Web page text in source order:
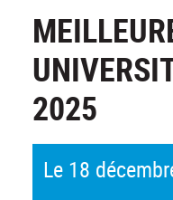
2025
Le 18